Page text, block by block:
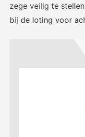
voor het EK Futsal
De online community
zege veilig te
bij de loting voor